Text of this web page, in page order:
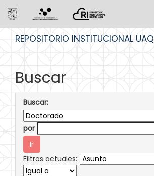
REPOSITORIO INSTITUCIONAL UAQ
Buscar
Buscar:
por
Filtros actuales: